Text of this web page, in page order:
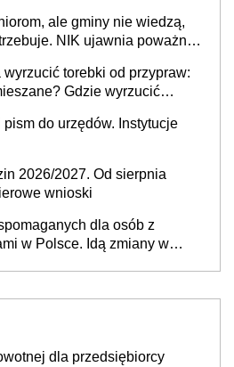
ale gminy nie wiedzą,
NIK ujawnia poważną
torebki od przypraw:
Gdzie wyrzucić
do urzędów. Instytucje
2026/2027. Od sierpnia
wnioski
dla osób z
w Polsce. Idą zmiany w
dla przedsiębiorcy